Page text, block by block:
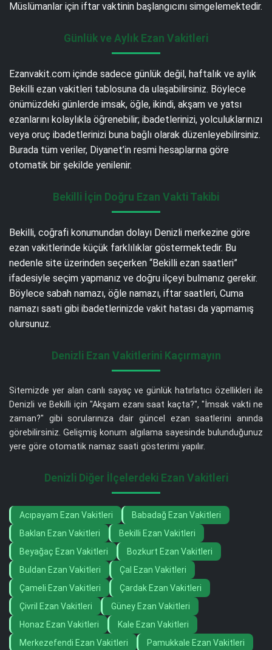
Müslümanlar için iftar vaktinin başlangıcını simgelemektedir.
Günlük ve Aylık Ezan Vakitleri
Ezanvakit.com içinde sadece günlük değil, haftalık ve aylık
Bekilli ezan vakitleri tablosuna da ulaşabilirsiniz. Böylece
önümüzdeki günlerde imsak, öğle, ikindi, akşam ve yatsı
ezanlarını kolaylıkla öğrenebilir; ibadetlerinizi, yolculuklarınızı
veya oruç ibadetlerinizi buna bağlı olarak düzenleyebilirsiniz.
Burada tüm veriler, Diyanet’in resmi hesaplarına göre
otomatik bir şekilde yenilenir.
Bekilli İçin Doğru Ezan Vakti Takibi
Bekilli, coğrafi konumundan dolayı Denizli merkezine göre
ezan vakitlerinde küçük farklılıklar göstermektedir. Bu
nedenle site üzerinden seçerken “Bekilli ezan saatleri”
ifadesiyle seçim yapmanız ve doğru ilçeyi bulmanız gerekir.
Böylece sabah namazı, öğle namazı, iftar saatleri, Cuma
namazı saati gibi ibadetlerinizde vakit hatası da yapmamış
olursunuz.
Denizli Ezan Vakitlerini Kaçırmayın
Sitemizde yer alan canlı sayaç ve günlük hatırlatıcı özellikleri ile
Denizli ve Bekilli için "Akşam ezanı saat kaçta?", "İmsak vakti ne
zaman?" gibi sorularınıza dair güncel ezan saatlerini anında
görebilirsiniz. Gelişmiş konum algılama sayesinde bulunduğunuz
yere göre otomatik namaz saati gösterimi yapılır.
Denizli Diğer İlçelerdeki Ezan Vakitleri
Acıpayam Ezan Vakitleri
Babadağ Ezan Vakitleri
Baklan Ezan Vakitleri
Bekilli Ezan Vakitleri
Beyağaç Ezan Vakitleri
Bozkurt Ezan Vakitleri
Buldan Ezan Vakitleri
Çal Ezan Vakitleri
Çameli Ezan Vakitleri
Çardak Ezan Vakitleri
Çivril Ezan Vakitleri
Güney Ezan Vakitleri
Honaz Ezan Vakitleri
Kale Ezan Vakitleri
Merkezefendi Ezan Vakitleri
Pamukkale Ezan Vakitleri